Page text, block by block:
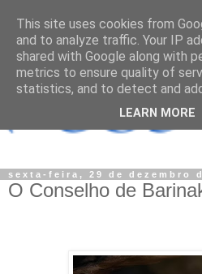
sexta-feira, 29 de dezembro
O Conselho de
This site uses cookies from
and to analyze traffic. Your IP
shared with Google along with
metrics to ensure quality of
statistics, and to detect and
LEARN MORE